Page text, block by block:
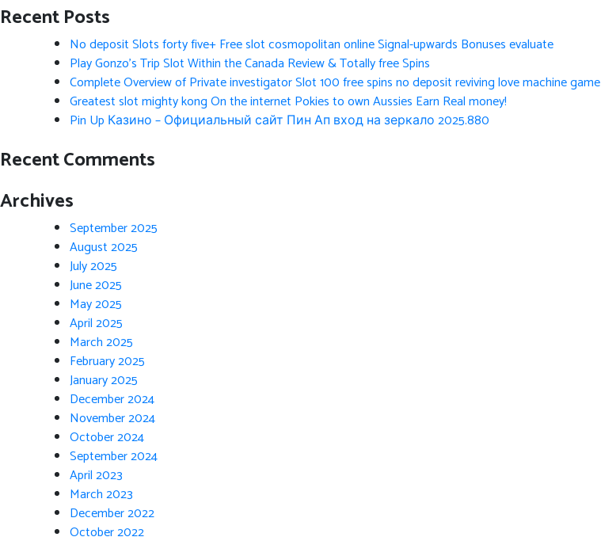
Recent Posts
No deposit Slots forty five+ Free slot cosmopolitan online Signal-upwards Bonuses evaluate
Play Gonzo’s Trip Slot Within the Canada Review & Totally free Spins
Complete Overview of Private investigator Slot 100 free spins no deposit reviving love machine game
Greatest slot mighty kong On the internet Pokies to own Aussies Earn Real money!
Pin Up Казино – Официальный сайт Пин Ап вход на зеркало 2025.880
Recent Comments
Archives
September 2025
August 2025
July 2025
June 2025
May 2025
April 2025
March 2025
February 2025
January 2025
December 2024
November 2024
October 2024
September 2024
April 2023
March 2023
December 2022
October 2022